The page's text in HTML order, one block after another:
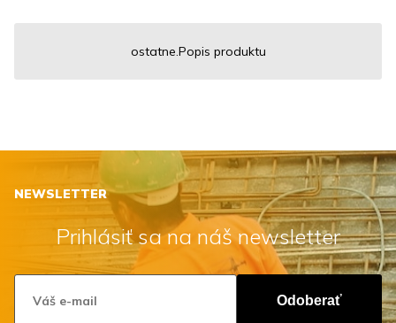
ostatne.Popis produktu
NEWSLETTER
Prihlásiť sa na náš newsletter
Odoberať